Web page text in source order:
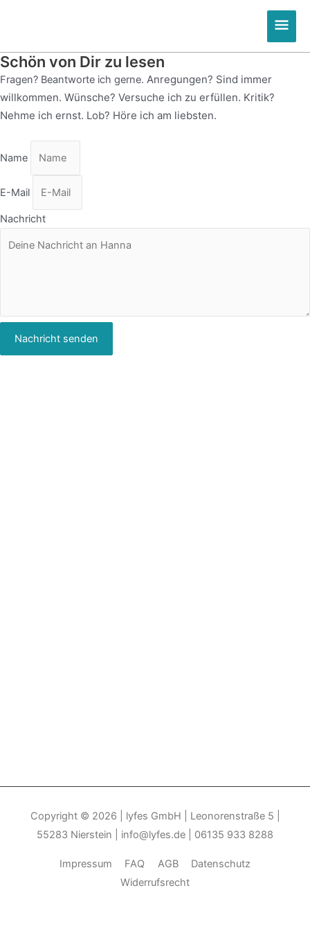
Schön von Dir zu lesen
Fragen? Beantworte ich gerne. Anregungen? Sind immer
willkommen. Wünsche? Versuche ich zu erfüllen. Kritik?
Nehme ich ernst. Lob? Höre ich am liebsten.
Name
E-Mail
Nachricht
Nachricht senden
Copyright © 2026
| lyfes GmbH | Leonorenstraße 5 |
55283 Nierstein | info@lyfes.de | 06135 933 8288
Impressum FAQ AGB
Datenschutz
Widerrufsrecht